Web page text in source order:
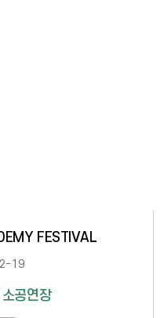
FESTIVAL
19
공연장